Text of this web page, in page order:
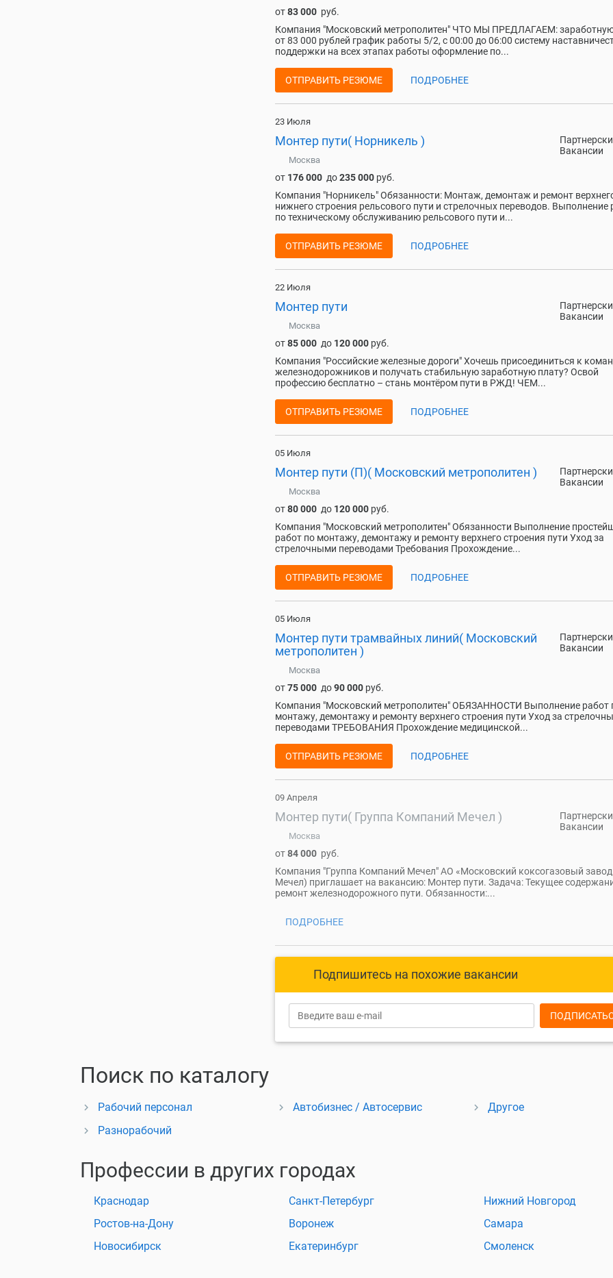
от83 000 руб.
Компания "Московский метрополитен" ЧТО МЫ ПРЕДЛАГАЕМ:
от 83 000 рублей график работы 5/2, с 00:00 до 06:00 систему
поддержки на всех этапах работы оформление по...
ОТПРАВИТЬ РЕЗЮМЕ ПОДРОБНЕЕ
23 Июля
Вакансии
Монтер пути( Норникель )
Москва
от 176 000 до235 000 руб.
Компания "Норникель" Обязанности: Монтаж, демонтаж и ремонт
нижнего строения рельсового пути и стрелочных переводов. Выполнение
по техническому обслуживанию рельсового пути и...
ОТПРАВИТЬ РЕЗЮМЕ ПОДРОБНЕЕ
22 Июля
Вакансии
Монтер пути
Москва
от85 000 до 120 000 руб.
Компания "Российские железные дороги" Хочешь присоединиться к
железнодорожников и получать стабильную заработную плату? Освой
профессию бесплатно – стань монтёром пути в РЖД! ЧЕМ...
ОТПРАВИТЬ РЕЗЮМЕ ПОДРОБНЕЕ
05 Июля
Вакансии
Монтер пути (П)( Московский метрополитен )
Москва
от80 000 до 120 000 руб.
Компания "Московский метрополитен" Обязанности Выполнение
работ по монтажу, демонтажу и ремонту верхнего строения пути Уход за
стрелочными переводами Требования Прохождение...
ОТПРАВИТЬ РЕЗЮМЕ ПОДРОБНЕЕ
05 Июля
Вакансии
Монтер пути трамвайных линий( Московский
метрополитен )
Москва
от75 000 до90 000 руб.
Компания "Московский метрополитен" ОБЯЗАННОСТИ Выполнение работ
монтажу, демонтажу и ремонту верхнего строения пути Уход за
переводами ТРЕБОВАНИЯ Прохождение медицинской...
ОТПРАВИТЬ РЕЗЮМЕ ПОДРОБНЕЕ
09 Апреля
Вакансии
Монтер пути( Группа Компаний Мечел )
Москва
от84 000 руб.
Компания "Группа Компаний Мечел" АО «Московский коксогазовый
Мечел) приглашает на вакансию: Монтер пути. Задача: Текущее
ремонт железнодорожного пути. Обязанности:...
ПОДРОБНЕЕ
Подпишитесь на похожие вакансии
Поиск по каталогу
Рабочий персонал Автобизнес / Автосервис Другое
Разнорабочий
Профессии в других городах
Краснодар Санкт-Петербург Нижний Новгород
Ростов-на-Дону
Воронеж Самара
Новосибирск
Екатеринбург Смоленск